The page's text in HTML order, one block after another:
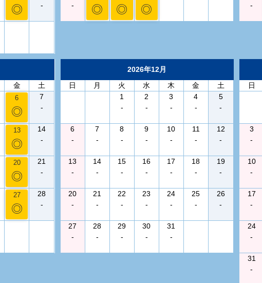
◎
-
-
◎ ◎ ◎
-
金
土
6
◎
7
-
13
◎
14
-
20
◎
21
-
27
◎
28
-
2026年12月
日
月 火 水 木 金
土
1
-
2
-
3
-
4
-
5
-
6
-
7
-
8
-
9
-
10
-
11
-
12
-
13
-
14
-
15
-
16
-
17
-
18
-
19
-
20
-
21
-
22
-
23
-
24
-
25
-
26
-
27
-
28
-
29
-
30
-
31
-
日
3
-
10
-
17
-
24
-
31
-